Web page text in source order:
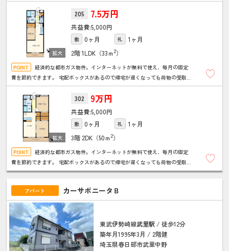
205 7.5万円
5,000円
敷 0ヶ月 礼
1ヶ月
2階1LDK（33ｍ 2）
経済的な都市ガス物件。インターネットが無料で使え、毎月の固定
費を節約できます。 宅配ボックスがあるので帰宅が遅くなっても荷物の受取が
安心。 オートロックやＴＶドアホンがあるのでセキュリティも安心です♪
302 9万円
5,000円
敷 0ヶ月 礼
1ヶ月
3階 2DK（50ｍ 2）
経済的な都市ガス物件。インターネットが無料で使え、毎月の固定
費を節約できます。 宅配ボックスがあるので帰宅が遅くなっても荷物の受取が
安心。 オートロックやＴＶドアホンがあるのでセキュリティも安心です。
アパート カーサボニータＢ
東武伊勢崎線武里駅 / 徒歩12分
築年月1995年3月 / 2階建
埼玉県春日部市武里中野